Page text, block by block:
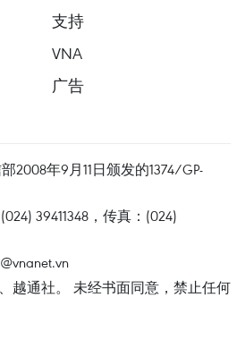
支持
VNA
广告
2008年9月11日颁发的1374/GP-
39411348，传真：(024)
越通社。 未经书面同意，禁止任何